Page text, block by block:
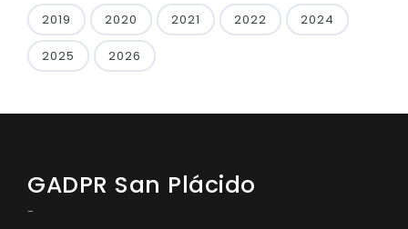
2019 2020 2021 2022 2024
2025 2026
GADPR San Plácido
-